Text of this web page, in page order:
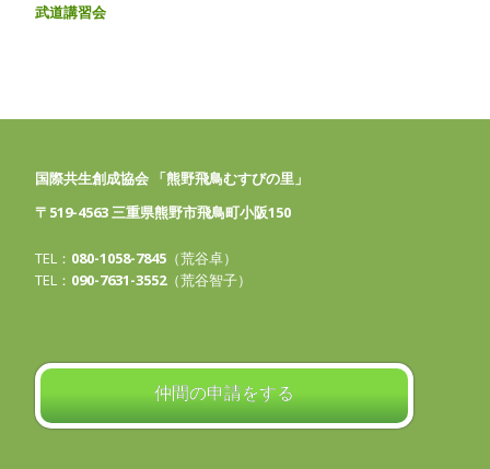
武道講習会
国際共生創成協会 「熊野飛鳥むすびの里」
〒519-4563 三重県熊野市飛鳥町小阪150
TEL： 080-1058-7845 （荒谷卓）
TEL： 090-7631-3552（荒谷智子）
仲間の申請をする